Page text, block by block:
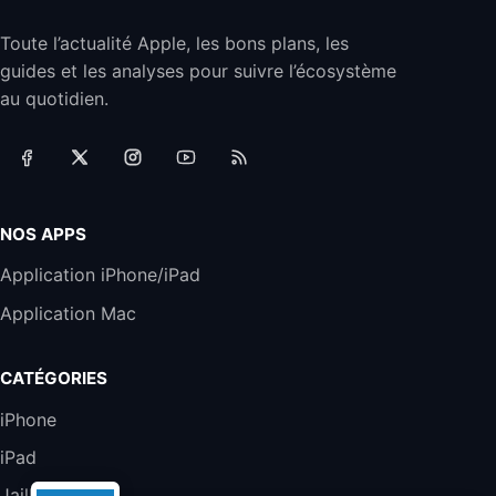
Smartphone APPLE iPhone 15 Bleu 128Go
489,99€499,99€ Boulanger
Gris
Unité de Contrôle et Protection contre les
Pics de Volume pour Téléphones de Bureau
et Softphones
44,43€
Jabra Biz 2300 - Casque Mono supra-
Toute l’actualité Apple, les bons plans, les
guides et les analyses pour suivre l’écosystème
au quotidien.
NOS APPS
Application iPhone/iPad
Application Mac
CATÉGORIES
iPhone
iPad